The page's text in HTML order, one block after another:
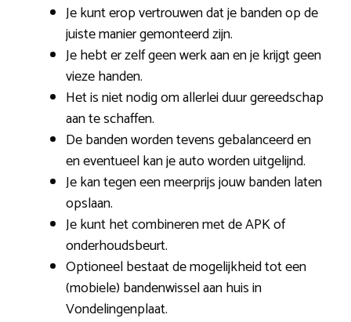
Je kunt erop vertrouwen dat je banden op de
juiste manier gemonteerd zijn.
Je hebt er zelf geen werk aan en je krijgt geen
vieze handen.
Het is niet nodig om allerlei duur gereedschap
aan te schaffen.
De banden worden tevens gebalanceerd en
en eventueel kan je auto worden uitgelijnd.
Je kan tegen een meerprijs jouw banden laten
opslaan.
Je kunt het combineren met de APK of
onderhoudsbeurt.
Optioneel bestaat de mogelijkheid tot een
(mobiele) bandenwissel aan huis in
Vondelingenplaat.